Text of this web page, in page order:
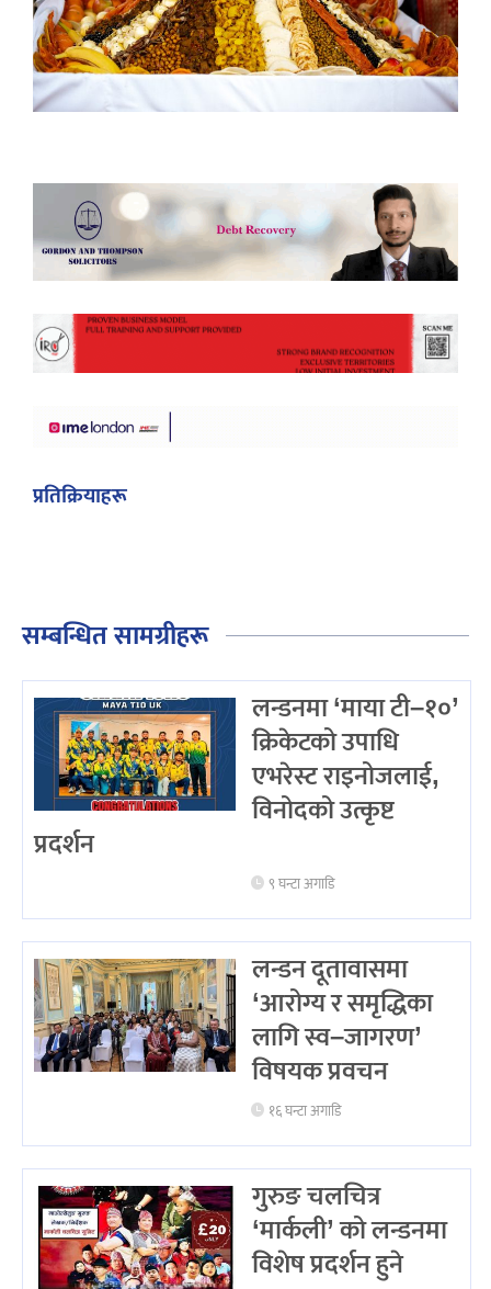
प्रतिक्रियाहरू
सम्बन्धित सामग्रीहरू
लन्डनमा ‘माया टी–१०’
क्रिकेटको उपाधि
एभरेस्ट राइनोजलाई,
विनोदको उत्कृष्ट
प्रदर्शन
९ घन्टा अगाडि
लन्डन दूतावासमा
‘आरोग्य र समृद्धिका
लागि स्व–जागरण’
विषयक प्रवचन
१६ घन्टा अगाडि
गुरुङ चलचित्र
‘मार्कली’ को लन्डनमा
विशेष प्रदर्शन हुने